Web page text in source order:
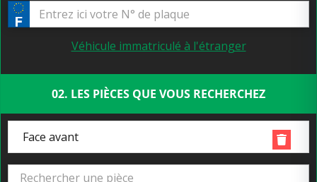
Véhicule immatriculé à l'étranger
02. LES PIÈCES QUE VOUS RECHERCHEZ
Face avant